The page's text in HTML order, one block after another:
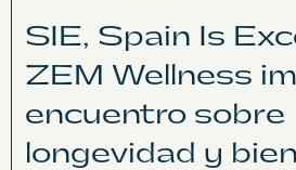
SIE, Spain Is
ZEM Wellness
encuentro sobre
longevidad y